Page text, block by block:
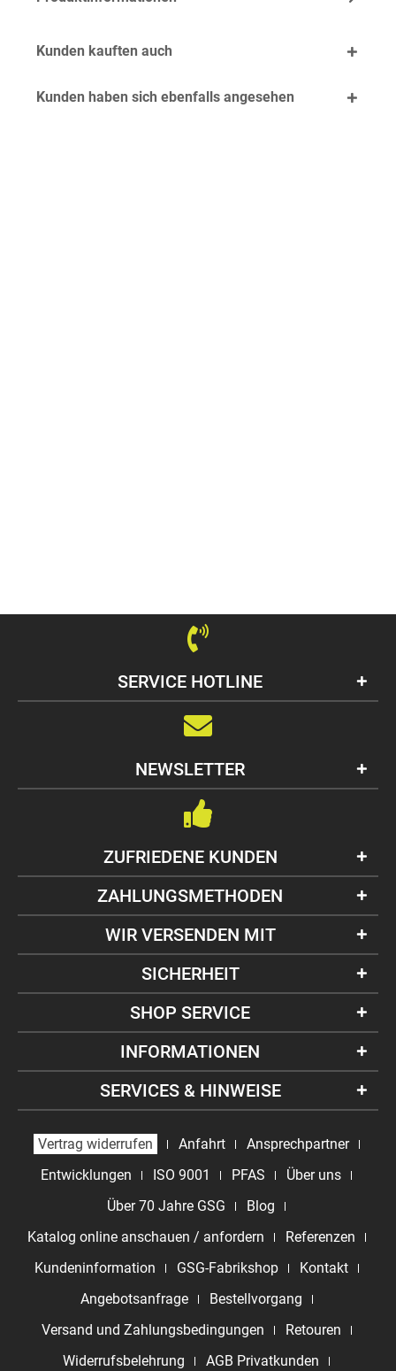
Kunden kauften auch
Kunden haben sich ebenfalls angesehen
SERVICE HOTLINE
SHOP SERVICE
INFORMATIONEN
SERVICES & HINWEISE
NEWSLETTER
ZUFRIEDENE KUNDEN
ZAHLUNGSMETHODEN
WIR VERSENDEN MIT
SICHERHEIT
Vertrag widerrufen Anfahrt
Ansprechpartner
Entwicklungen
ISO 9001 PFAS
Über uns
Über 70 Jahre GSG
Blog
Katalog online anschauen / anfordern
Referenzen
Kundeninformation
GSG-Fabrikshop
Kontakt
Angebotsanfrage
Bestellvorgang
Versand und Zahlungsbedingungen
Retouren
Widerrufsbelehrung
AGB Privatkunden